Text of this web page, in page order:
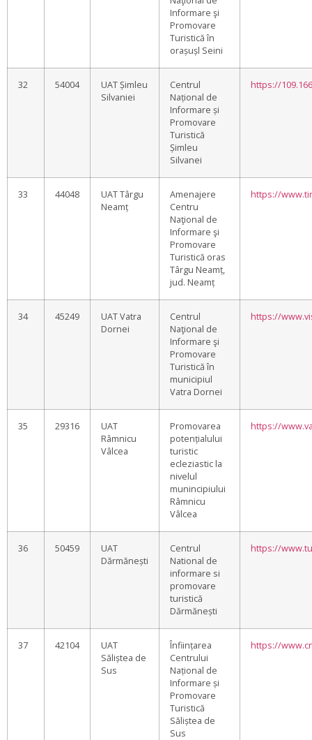
Informare şi
Promovare
Turistică în
orașușl Seini
32 54004
UAT Șimleu
Silvaniei
Centrul
Național de
Informare și
Promovare
Turistică
Șimleu
Silvanei
https://
33 44048
UAT Târgu
Neamț
Amenajere
Centru
Naţional de
Informare şi
Promovare
Turistică oras
Târgu Neamț,
jud. Neamț
https://
34 45249
UAT Vatra
Dornei
Centrul
Naţional de
Informare şi
Promovare
Turistică în
municipiul
Vatra Dornei
https://
35 29316
UAT
Râmnicu
Vâlcea
Promovarea
potențialului
turistic
ecleziastic la
nivelul
munincipiului
Râmnicu
Vâlcea
https://
36 50459
UAT
Dărmănești
Centrul
National de
informare si
promovare
turistică
Dărmănești
https://
37 42104
UAT
Săliștea de
Sus
Înființarea
Centrului
Național de
Informare și
Promovare
Turistică
Săliștea de
Sus
https://